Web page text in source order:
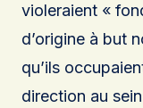
violeraient «
d’origine à but
qu’ils
direction au